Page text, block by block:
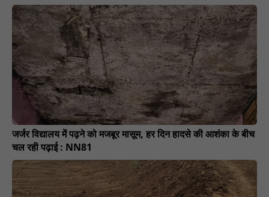
जर्जर विद्यालय में पढ़ने को मजबूर मासूम, हर दिन हादसे की आशंका के बीच
चल रही पढ़ाई : NN81